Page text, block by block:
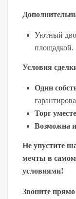
Уютный
площадкой.
Условия
Один
Торг
Возможна
Не упустите
мечты в
условиями!
Звоните прямо